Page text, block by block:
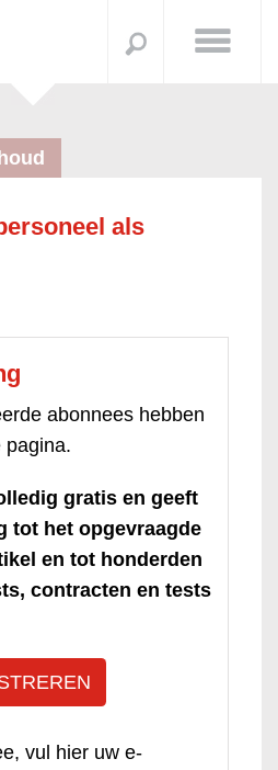
als
abonnees hebben
pagina.
gratis en geeft
tot het opgevraagde
en tot honderden
contracten en tests
vul hier uw e-